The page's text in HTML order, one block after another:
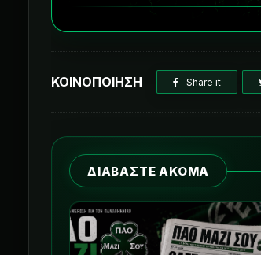
ΚΟΙΝΟΠΟΙΗΣΗ Share it
ΔΙΑΒΑΣΤΕ ΑΚΟΜΑ